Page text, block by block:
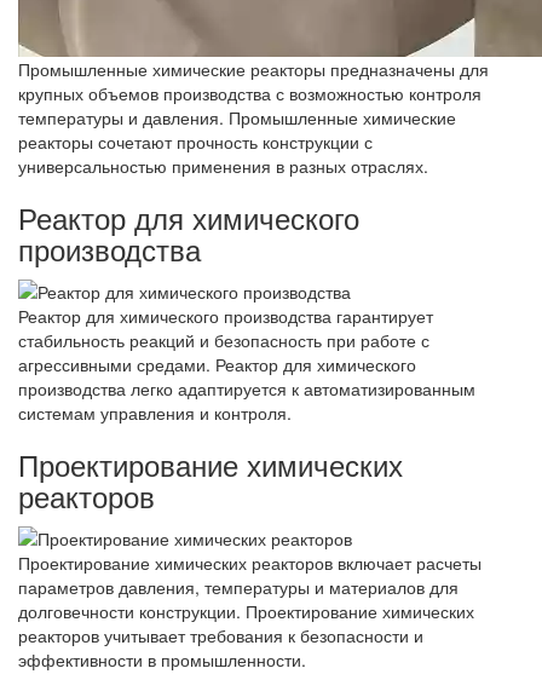
Промышленные химические реакторы предназначены для
крупных объемов производства с возможностью контроля
температуры и давления. Промышленные химические
реакторы сочетают прочность конструкции с
универсальностью применения в разных отраслях.
Реактор для химического
производства
Реактор для химического производства гарантирует
стабильность реакций и безопасность при работе с
агрессивными средами. Реактор для химического
производства легко адаптируется к автоматизированным
системам управления и контроля.
Проектирование химических
реакторов
Проектирование химических реакторов включает расчеты
параметров давления, температуры и материалов для
долговечности конструкции. Проектирование химических
реакторов учитывает требования к безопасности и
эффективности в промышленности.